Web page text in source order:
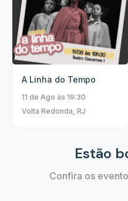
A Linha do Tempo
11 de Ago às 19:30
Volta Redonda, RJ
Estão
Confira os